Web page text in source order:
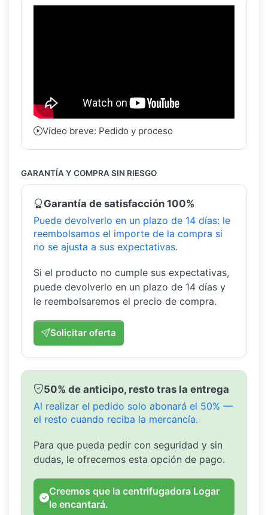
Vídeo breve: Pedido y proceso
GARANTÍA Y COMPRA SIN RIESGO
Garantía de satisfacción 100%
Puede devolverlo en un plazo de 14 días: le
reembolsamos el importe de la compra si
no se ajusta a sus expectativas.
Si el producto no cumple sus expectativas,
puede devolverlo en un plazo de 14 días y
le reembolsaremos el precio de compra.
Solicitar oferta
50% de anticipo, resto tras la entrega
Al realizar el pedido solo abonará el 50% —
el resto cuando reciba la mercancía.
Para que pueda pedir con seguridad y sin
dudas, le ofrecemos esta opción de pago.
Creemos que la centrifugadora Logar
le encantará.